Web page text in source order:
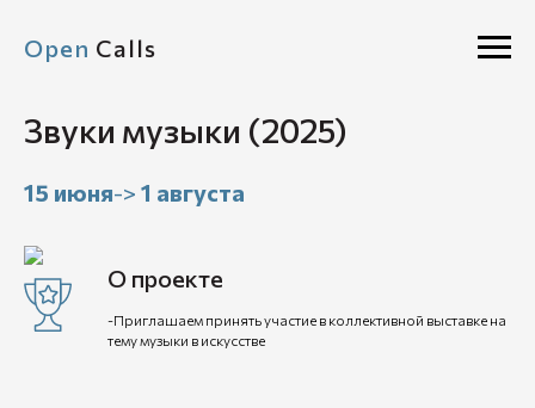
Open Calls
Звуки музыки (2025)
15 июня-> 1 августа
О проекте
-Приглашаем принять участие в коллективной выставке на
тему музыки в искусстве